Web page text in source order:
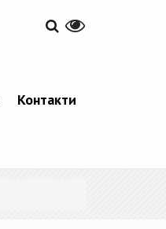
Контакти